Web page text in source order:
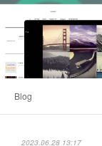
Blog
2023.06.28 13:17